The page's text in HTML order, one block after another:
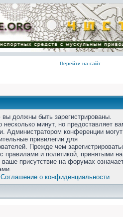
Перейти на сайт
должны быть зарегистрированы.
несколько минут, но предоставляет
Администратором конференции
привилегии для
Прежде чем
правилами и политикой, принятыми на
присутствие на форумах
Соглашение о конфиденциальности